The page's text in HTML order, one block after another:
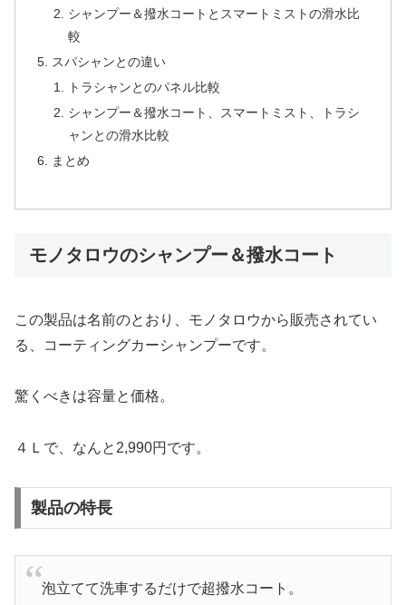
シャンプー＆撥水コートとスマートミストの滑水比
較
スパシャンとの違い
トラシャンとのパネル比較
シャンプー＆撥水コート、スマートミスト、トラシ
ャンとの滑水比較
まとめ
モノタロウのシャンプー＆撥水コート
この製品は名前のとおり、モノタロウから販売されてい
る、コーティングカーシャンプーです。
驚くべきは容量と価格。
４Ｌで、なんと2,990円です。
製品の特長
泡立てて洗車するだけで超撥水コート。